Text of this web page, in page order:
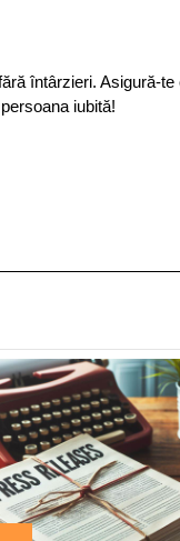
întârzieri. Asigură-te
iubită!